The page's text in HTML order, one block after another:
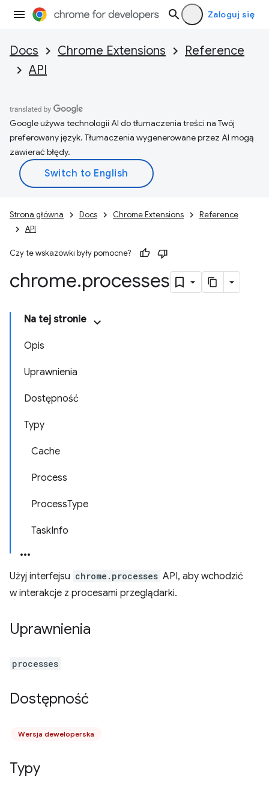
Zaloguj się
Docs Chrome Extensions
Reference
API
Google używa technologii AI do tłumaczenia treści na Twój
preferowany język. Tłumaczenia wygenerowane przez AI mogą
zawierać błędy.
Strona główna Docs Chrome Extensions
Reference
API
Czy te wskazówki były pomocne?
chrome.processes
Na tej stronie
Opis
Uprawnienia
Dostępność
Typy
Cache
Process
ProcessType
TaskInfo
Użyj interfejsu chrome.processes API, aby wchodzić
w interakcje z procesami przeglądarki.
Uprawnienia
processes
Dostępność
Wersja deweloperska
Typy